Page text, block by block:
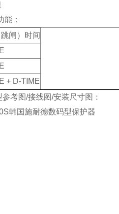
能：
闸）时间
+ D-TIME
考图/接线图/安装尺寸图：